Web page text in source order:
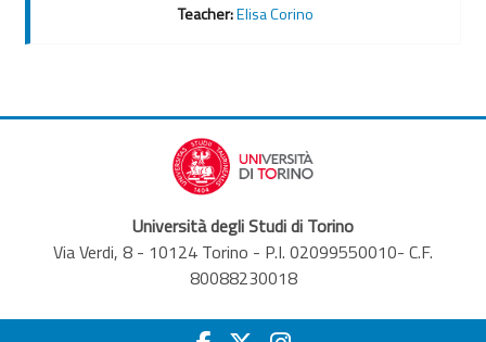
Teacher:Elisa Corino
Università degli Studi di Torino
Via Verdi, 8 - 10124 Torino - P.I. 02099550010- C.F.
80088230018